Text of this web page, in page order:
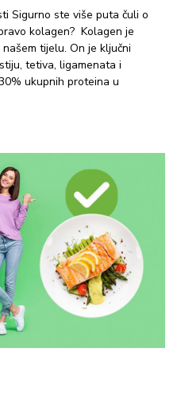
Sigurno ste više puta čuli o
kolagen? Kolagen je
tijelu. On je ključni
tetiva, ligamenata i
ukupnih proteina u